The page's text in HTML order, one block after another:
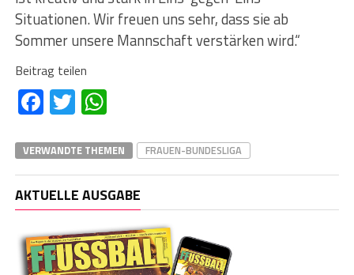
Situationen. Wir freuen uns sehr, dass sie ab
Sommer unsere Mannschaft verstärken wird.“
Beitrag teilen
Facebook
TwitterWhatsApp
VERWANDTE THEMEN FRAUEN-BUNDESLIGA
AKTUELLE AUSGABE